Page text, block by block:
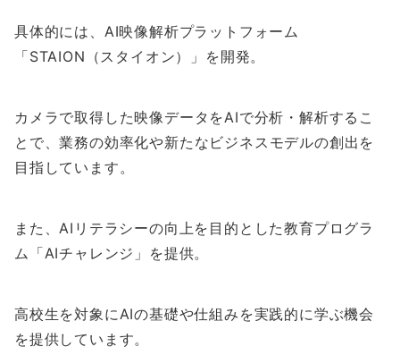
具体的には、AI映像解析プラットフォーム
「STAION（スタイオン）」を開発。
カメラで取得した映像データをAIで分析・解析するこ
とで、業務の効率化や新たなビジネスモデルの創出を
目指しています。
また、AIリテラシーの向上を目的とした教育プログラ
ム「AIチャレンジ」を提供。
高校生を対象にAIの基礎や仕組みを実践的に学ぶ機会
を提供しています。